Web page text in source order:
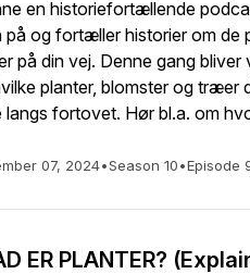
en historiefortællende
på og fortæller historier om de
på din vej. Denne gang bliver
planter, blomster og træer
langs fortovet. Hør bl.a. om
07, 2024•Season 10•Episode
ER PLANTER?